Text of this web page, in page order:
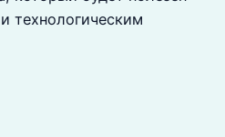
технологическим